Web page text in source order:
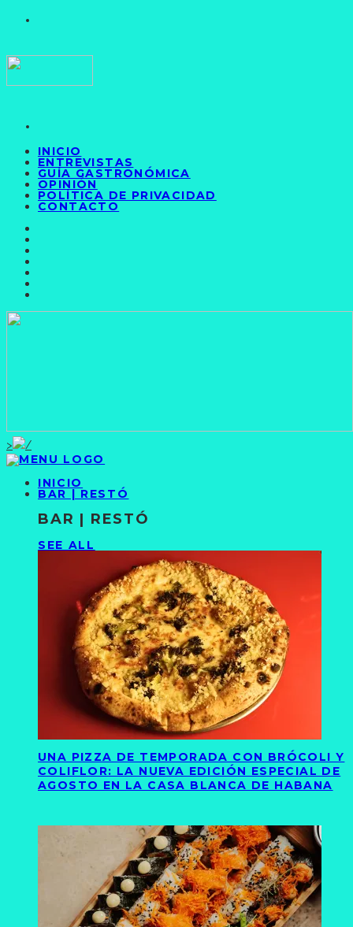
INICIO
ENTREVISTAS
GUÍA GASTRONÓMICA
OPINIÓN
POLÍTICA DE PRIVACIDAD
CONTACTO
>
INICIO
BAR | RESTÓ
BAR | RESTÓ
SEE ALL
UNA PIZZA DE TEMPORADA CON BRÓCOLI Y
COLIFLOR: LA NUEVA EDICIÓN ESPECIAL DE
AGOSTO EN LA CASA BLANCA DE HABANA